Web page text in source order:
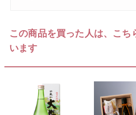
この商品を買った人は、こち
います